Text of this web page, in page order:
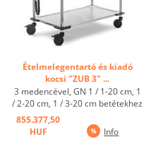
Ételmelegentartó és kiadó
kocsi "ZUB 3" ...
3 medencével, GN 1 / 1-20 cm, 1
/ 2-20 cm, 1 / 3-20 cm betétekhez
és hasonló rozsdamentes acél
kocsihoz, minden medencénél
egy kifolyó, szigetelt melegítő
855.377,50
HUF
Info